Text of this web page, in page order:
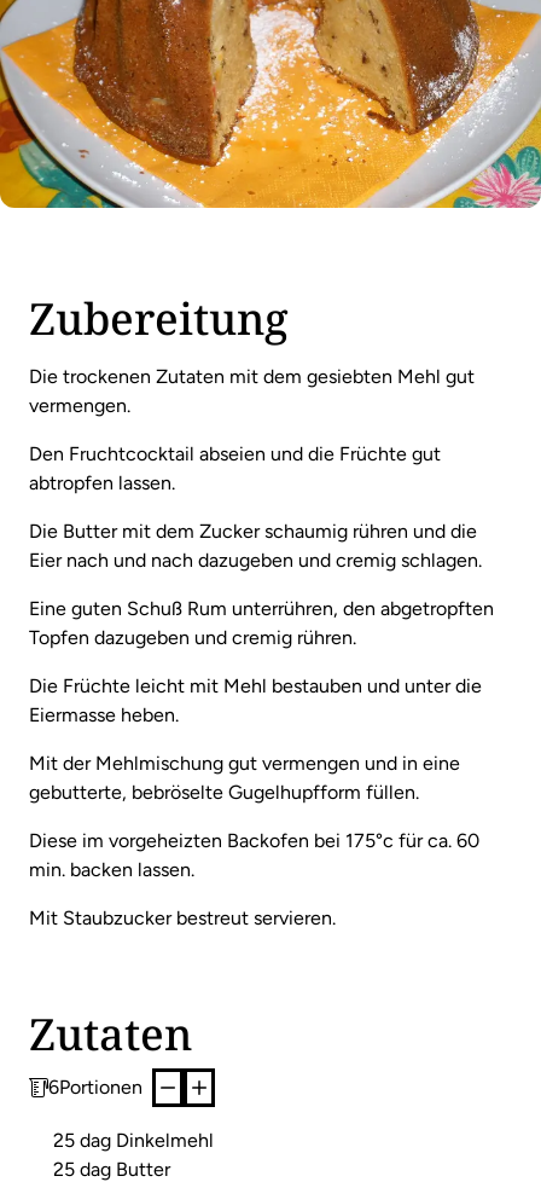
Zubereitung
Die trockenen Zutaten mit dem gesiebten Mehl gut
vermengen.
Den Fruchtcocktail abseien und die Früchte gut
abtropfen lassen.
Die Butter mit dem Zucker schaumig rühren und die
Eier nach und nach dazugeben und cremig schlagen.
Eine guten Schuß Rum unterrühren, den abgetropften
Topfen dazugeben und cremig rühren.
Die Früchte leicht mit Mehl bestauben und unter die
Eiermasse heben.
Mit der Mehlmischung gut vermengen und in eine
gebutterte, bebröselte Gugelhupfform füllen.
Diese im vorgeheizten Backofen bei 175°c für ca. 60
min. backen lassen.
Mit Staubzucker bestreut servieren.
Zutaten
6Portionen
25 dag Dinkelmehl
25 dag Butter